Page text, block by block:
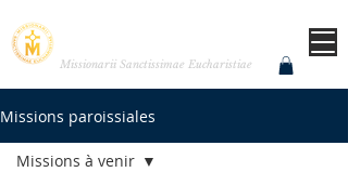
Missionarii Sanctissimae Eucharistiae
Missions paroissiales
Missions à venir